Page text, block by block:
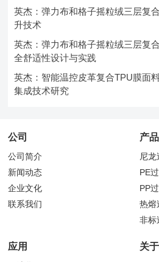
英杰：弹力布和格子摇粒绒三层复
升技术
英杰：弹力布和格子摇粒绒三层复
全舒适性设计与实践
英杰：智能温控皮革复合TPU膜面
集成技术研究
公司
公司简介
新闻动态
企业文化
联系我们
产品
尼龙
PE
PP
热熔
非标
应用 关